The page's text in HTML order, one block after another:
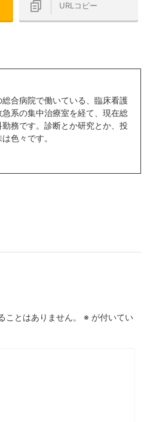
URLコピー
合病院で働いている、臨床看護
急系の集中治療室を経て、現在総
務です。診断とか研究とか、投
色々です。
ことはありません。 ※ が付いてい